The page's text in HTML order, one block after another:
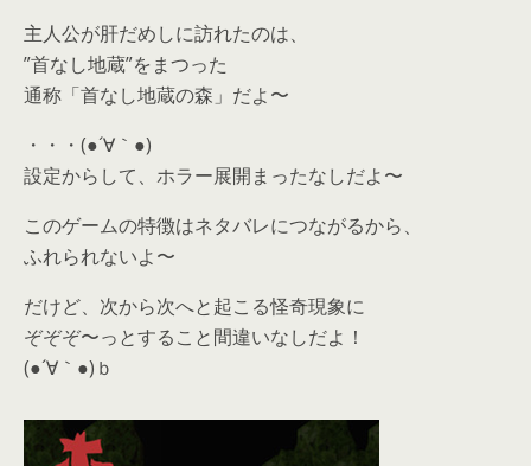
主人公が肝だめしに訪れたのは、
”首なし地蔵”をまつった
通称「首なし地蔵の森」だよ〜
・・・(●´∀｀●)
設定からして、ホラー展開まったなしだよ〜
このゲームの特徴はネタバレにつながるから、
ふれられないよ〜
だけど、次から次へと起こる怪奇現象に
ぞぞぞ〜っとすること間違いなしだよ！
(●´∀｀●)ｂ